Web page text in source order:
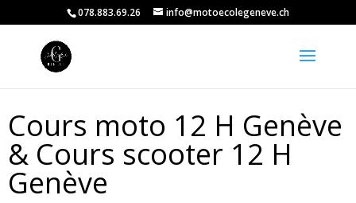
078.883.69.26 info@motoecolegeneve.ch
Cours moto 12 H Genève
& Cours scooter 12 H
Genève